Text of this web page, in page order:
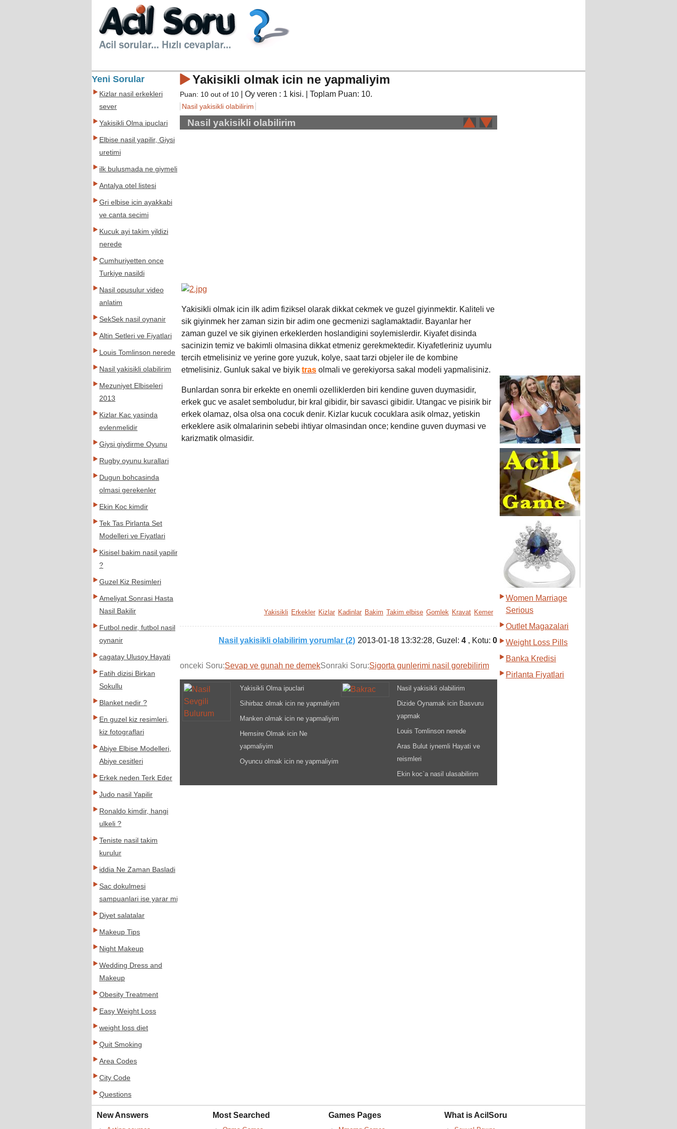
Yakisikli olmak icin ne yapmaliyim
Puan: 10 out of 10 | Oy veren : 1 kisi. | Toplam Puan: 10.
Nasil yakisikli olabilirim
Nasil yakisikli olabilirim
Yakisikli olmak icin ilk adim fiziksel olarak dikkat cekmek ve guzel giyinmektir. Kaliteli ve
sik giyinmek her zaman sizin bir adim one gecmenizi saglamaktadir. Bayanlar her
zaman guzel ve sik giyinen erkeklerden hoslandigini soylemislerdir. Kiyafet disinda
sacinizin temiz ve bakimli olmasina dikkat etmeniz gerekmektedir. Kiyafetleriniz uyumlu
tercih etmelisiniz ve yerine gore yuzuk, kolye, saat tarzi objeler ile de kombine
etmelisiniz. Gunluk sakal ve biyik tras olmali ve gerekiyorsa sakal modeli yapmalisiniz.
Bunlardan sonra bir erkekte en onemli ozelliklerden biri kendine guven duymasidir,
erkek guc ve asalet semboludur, bir kral gibidir, bir savasci gibidir. Utangac ve pisirik bir
erkek olamaz, olsa olsa ona cocuk denir. Kizlar kucuk cocuklara asik olmaz, yetiskin
erkeklere asik olmalarinin sebebi ihtiyar olmasindan once; kendine guven duymasi ve
karizmatik olmasidir.
Yakisikli Erkekler Kizlar Kadinlar Bakim Takim elbise Gomlek Kravat Kemer
Nasil yakisikli olabilirim yorumlar (2) 2013-01-18 13:32:28, Guzel: 4 , Kotu: 0
onceki Soru:Sevap ve gunah ne demekSonraki Soru:Sigorta gunlerimi nasil gorebilirim
Yakisikli Olma ipuclari
Sihirbaz olmak icin ne yapmaliyim
Manken olmak icin ne yapmaliyim
Hemsire Olmak icin Ne
yapmaliyim
Oyuncu olmak icin ne yapmaliyim
Nasil yakisikli olabilirim
Dizide Oynamak icin Basvuru
yapmak
Louis Tomlinson nerede
Aras Bulut iynemli Hayati ve
reismleri
Ekin koc`a nasil ulasabilirim
Women Marriage
Serious
Outlet Magazalari
Weight Loss Pills
Banka Kredisi
Pirlanta Fiyatlari
Yeni Sorular
Kizlar nasil erkekleri
sever
Yakisikli Olma ipuclari
Elbise nasil yapilir, Giysi
uretimi
ilk bulusmada ne giymeli
Antalya otel listesi
Gri elbise icin ayakkabi
ve canta secimi
Kucuk ayi takim yildizi
nerede
Cumhuriyetten once
Turkiye nasildi
Nasil opusulur video
anlatim
SekSek nasil oynanir
Altin Setleri ve Fiyatlari
Louis Tomlinson nerede
Nasil yakisikli olabilirim
Mezuniyet Elbiseleri
2013
Kizlar Kac yasinda
evlenmelidir
Giysi giydirme Oyunu
Rugby oyunu kurallari
Dugun bohcasinda
olmasi gerekenler
Ekin Koc kimdir
Tek Tas Pirlanta Set
Modelleri ve Fiyatlari
Kisisel bakim nasil yapilir
?
Guzel Kiz Resimleri
Ameliyat Sonrasi Hasta
Nasil Bakilir
Futbol nedir, futbol nasil
oynanir
cagatay Ulusoy Hayati
Fatih dizisi Birkan
Sokullu
Blanket nedir ?
En guzel kiz resimleri,
kiz fotograflari
Abiye Elbise Modelleri,
Abiye cesitleri
Erkek neden Terk Eder
Judo nasil Yapilir
Ronaldo kimdir, hangi
ulkeli ?
Teniste nasil takim
kurulur
iddia Ne Zaman Basladi
Sac dokulmesi
sampuanlari ise yarar mi
Diyet salatalar
Makeup Tips
Night Makeup
Wedding Dress and
Makeup
Obesity Treatment
Easy Weight Loss
weight loss diet
Quit Smoking
Area Codes
City Code
Questions
New Answers Most Searched Games Pages What is AcilSoru